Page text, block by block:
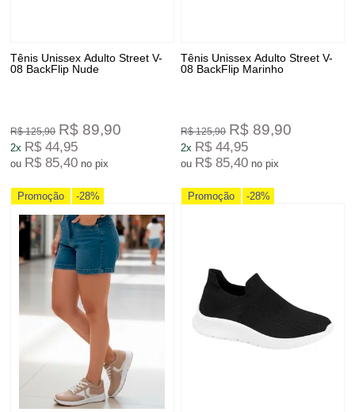
Tênis Unissex Adulto Street V-
08 BackFlip Nude
R$ 125,90 R$ 89,90
2x R$ 44,95
ou R$ 85,40 no pix
Tênis Unissex Adulto Street V-
08 BackFlip Marinho
R$ 125,90 R$ 89,90
2x R$ 44,95
ou R$ 85,40 no pix
Promoção -28% Promoção -28%